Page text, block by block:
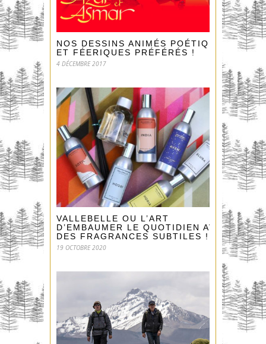
NOS DESSINS ANIMÉS POÉTIQUES
ET FÉERIQUES PRÉFÉRÉS !
4 DÉCEMBRE 2017
VALLEBELLE OU L’ART
D’EMBAUMER LE QUOTIDIEN AVEC
DES FRAGRANCES SUBTILES !
19 OCTOBRE 2020